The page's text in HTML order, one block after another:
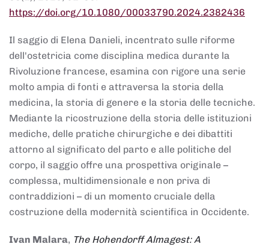
https://doi.org/10.1080/00033790.2024.2382436
Il saggio di Elena Danieli, incentrato sulle riforme
dell'ostetricia come disciplina medica durante la
Rivoluzione francese, esamina con rigore una serie
molto ampia di fonti e attraversa la storia della
medicina, la storia di genere e la storia delle tecniche.
Mediante la ricostruzione della storia delle istituzioni
mediche, delle pratiche chirurgiche e dei dibattiti
attorno al significato del parto e alle politiche del
corpo, il saggio offre una prospettiva originale –
complessa, multidimensionale e non priva di
contraddizioni – di un momento cruciale della
costruzione della modernità scientifica in Occidente.
Ivan Malara, The Hohendorff Almagest: A